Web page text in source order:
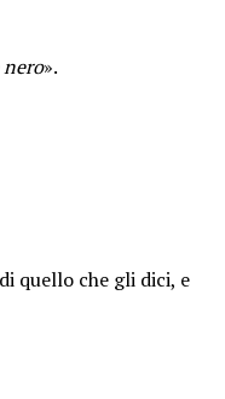
».
quello che gli dici, e